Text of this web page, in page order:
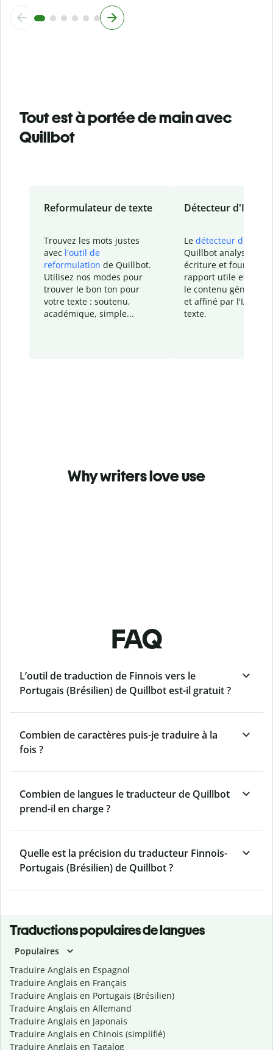
Tout est à portée de main avec
Quillbot
Reformulateur de texte
Trouvez les mots justes
avec l'outil de
reformulation de Quillbot.
Utilisez nos modes pour
trouver le bon ton pour
votre texte : soutenu,
académique, simple...
Détecteur d'IA
Le détecteur d'IA
Quillbot analyse votre
écriture et fournit un
rapport utile et
le contenu généré
et affiné par l'IA
texte.
Why writers love use
FAQ
L’outil de traduction de Finnois vers le
Portugais (Brésilien) de Quillbot est-il gratuit ?
Combien de caractères puis-je traduire à la
fois ?
Combien de langues le traducteur de Quillbot
prend-il en charge ?
Quelle est la précision du traducteur Finnois-
Portugais (Brésilien) de Quillbot ?
Traductions populaires de langues
Populaires
Traduire Anglais en Espagnol
Traduire Anglais en Français
Traduire Anglais en Portugais (Brésilien)
Traduire Anglais en Allemand
Traduire Anglais en Japonais
Traduire Anglais en Chinois (simplifié)
Traduire Anglais en Tagalog